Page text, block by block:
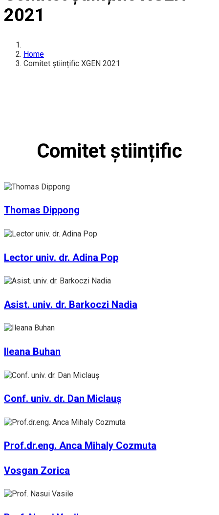
2021
Home
Comitet științific XGEN 2021
Comitet științific
Thomas Dippong
Lector univ. dr. Adina Pop
Asist. univ. dr. Barkoczi Nadia
Ileana Buhan
Conf. univ. dr. Dan Miclauș
Prof.dr.eng. Anca Mihaly Cozmuta
Vosgan Zorica